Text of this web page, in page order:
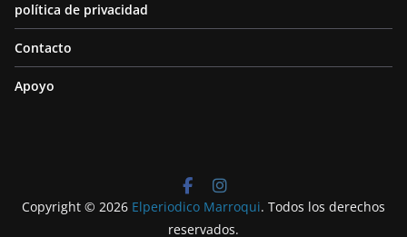
política de privacidad
Contacto
Apoyo
Copyright © 2026 Elperiodico Marroqui. Todos los derechos
reservados.